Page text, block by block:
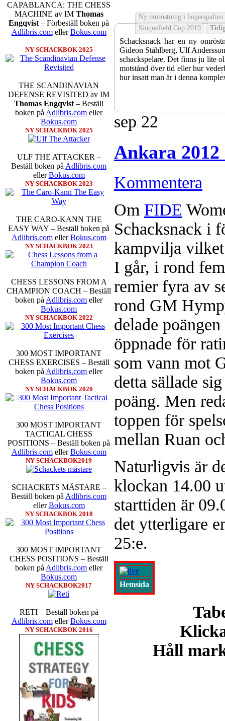
CAPABLANCA: THE CHESS
MACHINE av IM Thomas
Engqvist – Förbeställ boken på
Adlibris.comellerBokus.com
NY SCHACKBOK 2025
THE SCANDINAVIAN
DEFENSE REVISITED av IM
Thomas Engqvist – Beställ
boken på Adlibris.com eller
Bokus.com
NY SCHACKBOK 2025
ULF THE ATTACKER –
Beställ boken på Adlibris.com
ellerBokus.com
NY SCHACKBOK 2023
THE CARO-KANN THE
EASY WAY – Beställ boken på
Adlibris.comellerBokus.com
NY SCHACKBOK 2023
CHESS LESSONS FROM A
CHAMPION COACH – Beställ
boken på Adlibris.com eller
Bokus.com
NY SCHACKBOK 2022
300 MOST IMPORTANT
CHESS EXERCISES – Beställ
boken på Adlibris.com eller
Bokus.com
NY SCHACKBOK 2020
300 MOST IMPORTANT
TACTICAL CHESS
POSITIONS – Beställ boken på
Adlibris.comellerBokus.com
NY SCHACKBOK2019
SCHACKETS MÄSTARE –
Beställ boken på Adlibris.com
ellerBokus.com
NY SCHACKBOK 2018
300 MOST IMPORTANT
CHESS POSITIONS – Beställ
boken på Adlibris.com eller
Bokus.com
NY SCHACKBOK2017
RETI – Beställ boken på
Adlibris.comellerBokus.com
NY SCHACKBOK 2016
Ny omröstning i högerspalten
Sinquefield Cup 2019
Schacksnack har en ny
Gideon Ståhlberg, Ulf
schackspelare. Det finns ju lite
motstånd över tid eller hur
hur insatt man är i denna
Sverigemästarklassen och
Min Seo, GM Erik
Hampus Sörensen GM Jonny
vem helst kan ta hem segern
Michael Wiedenkeller, IM
IM Bengt Lindberg, FM Joar
Ljung. Mitt stalltips är att FM
Sverigemästarklassen.
Schacksnack har inlett det
föredrar Fischer Random, där
som det har spelats sedan
förstnämnda alternativet har
alternativet har för- eller
förstå en mängd
nedan.
Den sjunde upplagan av
som för övrigt är den starkaste i
möten:Ding Liren-Wesley
Karjakin-Shakhrijar
inte ha tagit de snabbare
göra denna gång om han inte
skriverier i norsk massmedia
saknar dock tyvärr
sep 22
Ankara
Kommentera
Om FIDE
Schacksnack i
kampvilja vilket
I går, i rond
remier fyra av
rond GM
delade
öppnade för
som vann mot
detta sällade
poäng. Men
toppen för
mellan Ruan
Naturligvis är
klockan 14.00
starttiden är
det ytterligare
25:e.
Hemsida
Håll